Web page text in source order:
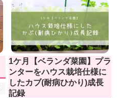
1ケ月【ベランダ菜園】プラ
ンターをハウス栽培仕様に
したカブ(耐病ひかり)成長
記録